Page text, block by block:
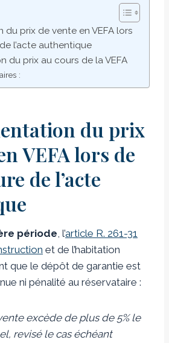
du prix de vente en VEFA lors
l’acte authentique
du prix au cours de la VEFA
:
du prix
VEFA lors de
de l’acte
période , l’article R. 261-31
et de l’habitation
que le dépôt de garantie est
ni pénalité au réservataire :
excède de plus de 5% le
revisé le cas échéant